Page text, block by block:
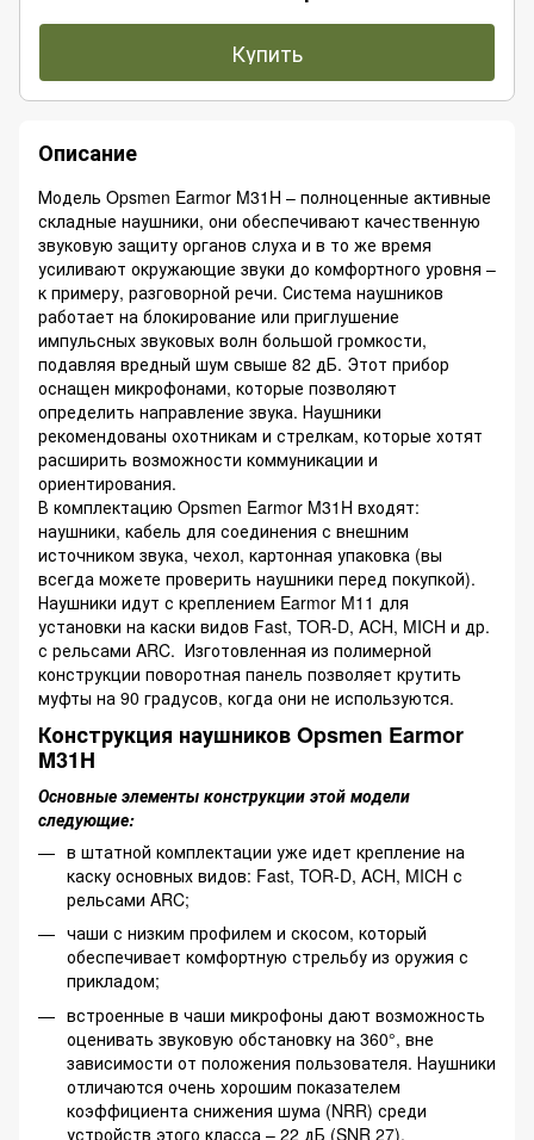
Купить
Описание
Модель Opsmen Earmor M31H – полноценные активные
складные наушники, они обеспечивают качественную
звуковую защиту органов слуха и в то же время
усиливают окружающие звуки до комфортного уровня –
к примеру, разговорной речи. Система наушников
работает на блокирование или приглушение
импульсных звуковых волн большой громкости,
подавляя вредный шум свыше 82 дБ. Этот прибор
оснащен микрофонами, которые позволяют
определить направление звука. Наушники
рекомендованы охотникам и стрелкам, которые хотят
расширить возможности коммуникации и
ориентирования.
В комплектацию Opsmen Earmor M31H входят:
наушники, кабель для соединения с внешним
источником звука, чехол, картонная упаковка (вы
всегда можете проверить наушники перед покупкой).
Наушники идут с креплением Earmor M11 для
установки на каски видов Fast, TOR-D, ACH, MICH и др.
с рельсами ARC. Изготовленная из полимерной
конструкции поворотная панель позволяет крутить
муфты на 90 градусов, когда они не используются.
Конструкция наушников Opsmen Earmor
M31H
Основные элементы конструкции этой модели
следующие:
в штатной комплектации уже идет крепление на
каску основных видов: Fast, TOR-D, ACH, MICH с
рельсами ARC;
чаши с низким профилем и скосом, который
обеспечивает комфортную стрельбу из оружия с
прикладом;
встроенные в чаши микрофоны дают возможность
оценивать звуковую обстановку на 360°, вне
зависимости от положения пользователя. Наушники
отличаются очень хорошим показателем
коэффициента снижения шума (NRR) среди
устройств этого класса – 22 дБ (SNR 27).